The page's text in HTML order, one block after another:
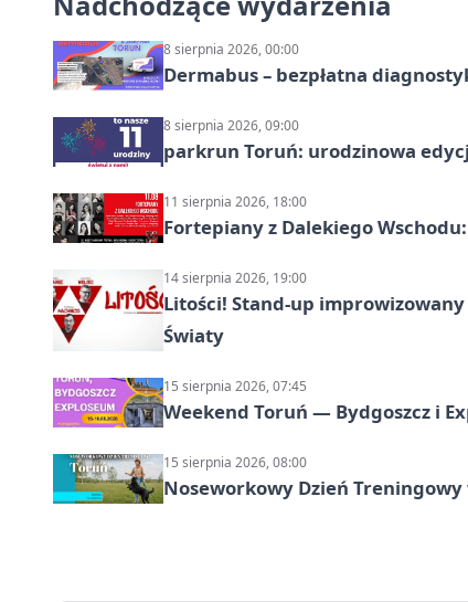
8 sierpnia 2026, 00:00
Dermabus – bezpłatna
8 sierpnia 2026, 09:00
parkrun Toruń: urodzinowa
11 sierpnia 2026, 18:00
Fortepiany z Dalekiego
14 sierpnia 2026, 19:00
Litości! Stand-up
Światy
15 sierpnia 2026, 07:45
Weekend Toruń — Bydgoszcz i
15 sierpnia 2026, 08:00
Noseworkowy Dzień